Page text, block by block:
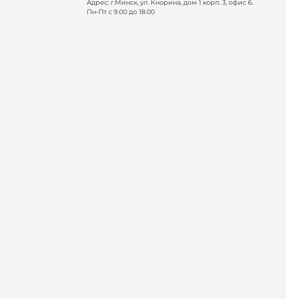
Адрес: г.Минск, ул. Кнорина, дом 1 корп. 3, офис 6.
Пн-Пт с 9.00 до 18.00